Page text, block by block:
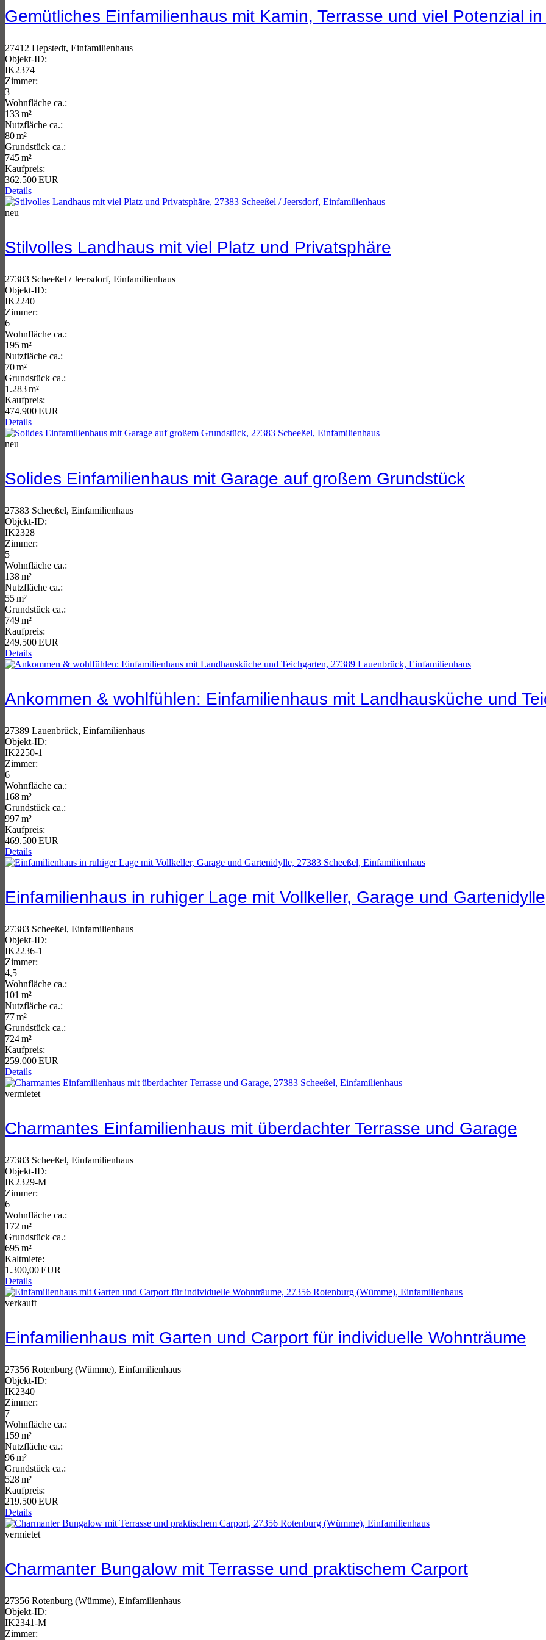
Gemütliches Einfamilienhaus mit Kamin, Terrasse und viel Potenzial
27412 Hepstedt, Einfamilienhaus
Objekt-ID:
IK2374
Zimmer:
3
Wohnfläche ca.:
133 m²
Nutzfläche ca.:
80 m²
Grund­stück ca.:
745 m²
Kaufpreis:
362.500 EUR
Details
neu
Stilvolles Landhaus mit viel Platz und Privatsphäre
27383 Scheeßel / Jeersdorf, Einfamilienhaus
Objekt-ID:
IK2240
Zimmer:
6
Wohnfläche ca.:
195 m²
Nutzfläche ca.:
70 m²
Grund­stück ca.:
1.283 m²
Kaufpreis:
474.900 EUR
Details
neu
Solides Einfamilienhaus mit Garage auf großem Grundstück
27383 Scheeßel, Einfamilienhaus
Objekt-ID:
IK2328
Zimmer:
5
Wohnfläche ca.:
138 m²
Nutzfläche ca.:
55 m²
Grund­stück ca.:
749 m²
Kaufpreis:
249.500 EUR
Details
Ankommen & wohlfühlen: Einfamilienhaus mit Landhausküche und
27389 Lauenbrück, Einfamilienhaus
Objekt-ID:
IK2250-1
Zimmer:
6
Wohnfläche ca.:
168 m²
Grund­stück ca.:
997 m²
Kaufpreis:
469.500 EUR
Details
Einfamilienhaus in ruhiger Lage mit Vollkeller, Garage und Gartenidylle
27383 Scheeßel, Einfamilienhaus
Objekt-ID:
IK2236-1
Zimmer:
4,5
Wohnfläche ca.:
101 m²
Nutzfläche ca.:
77 m²
Grund­stück ca.:
724 m²
Kaufpreis:
259.000 EUR
Details
vermietet
Charmantes Einfamilienhaus mit überdachter Terrasse und Garage
27383 Scheeßel, Einfamilienhaus
Objekt-ID:
IK2329-M
Zimmer:
6
Wohnfläche ca.:
172 m²
Grund­stück ca.:
695 m²
Kaltmiete:
1.300,00 EUR
Details
verkauft
Einfamilienhaus mit Garten und Carport für individuelle Wohnträume
27356 Rotenburg (Wümme), Einfamilienhaus
Objekt-ID:
IK2340
Zimmer:
7
Wohnfläche ca.:
159 m²
Nutzfläche ca.:
96 m²
Grund­stück ca.:
528 m²
Kaufpreis:
219.500 EUR
Details
vermietet
Charmanter Bungalow mit Terrasse und praktischem Carport
27356 Rotenburg (Wümme), Einfamilienhaus
Objekt-ID:
IK2341-M
Zimmer: